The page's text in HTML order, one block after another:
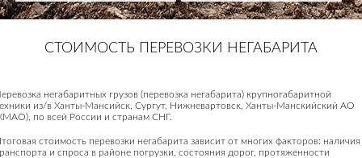
СТОИМОСТЬ ПЕРЕВОЗКИ НЕГАБАРИТА
негабаритных грузов (перевозка негабарита) крупногабаритной
из/в Ханты-Мансийск, Сургут, Нижневартовск, Ханты-Манскийский АО
по всей России и странам СНГ.
стоимость перевозки негабарита зависит от многих факторов: наличия
и спроса в районе погрузки, состояния дорог, протяженности